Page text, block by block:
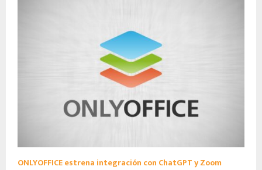
ONLYOFFICE estrena integración con ChatGPT y Zoom